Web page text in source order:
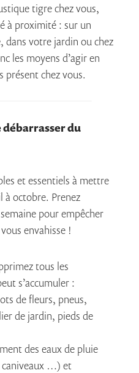
tigre chez vous,
à proximité : sur un
dans votre jardin ou chez
les moyens d’agir en
présent chez vous.
débarrasser du
et essentiels à mettre
à octobre. Prenez
pour empêcher
envahisse !
tous les
s’accumuler :
de fleurs, pneus,
de jardin, pieds de
des eaux de pluie
…) et